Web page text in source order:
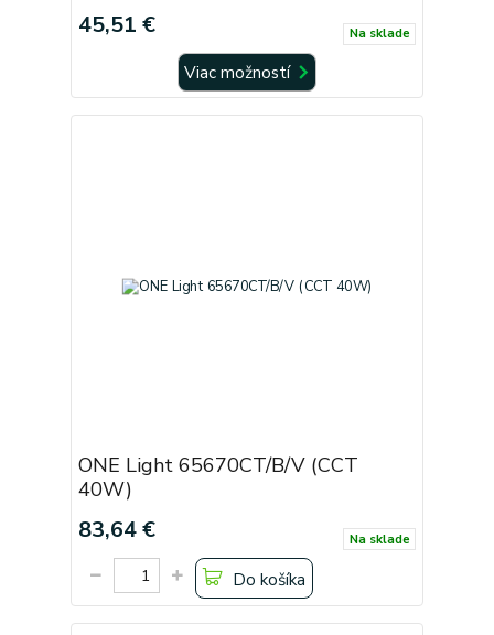
45,51 € Na sklade
Viac možností
ONE Light 65670CT/B/V (CCT
40W)
83,64 € Na sklade
Do košíka